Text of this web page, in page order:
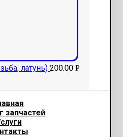
латунь) 200.00 Р
запчастей